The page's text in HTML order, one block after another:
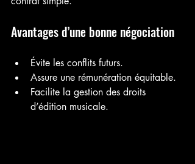
Avantages d’une bonne négociation
Évite les conflits futurs.
Assure une rémunération équitable.
Facilite la gestion des droits
d’édition musicale.